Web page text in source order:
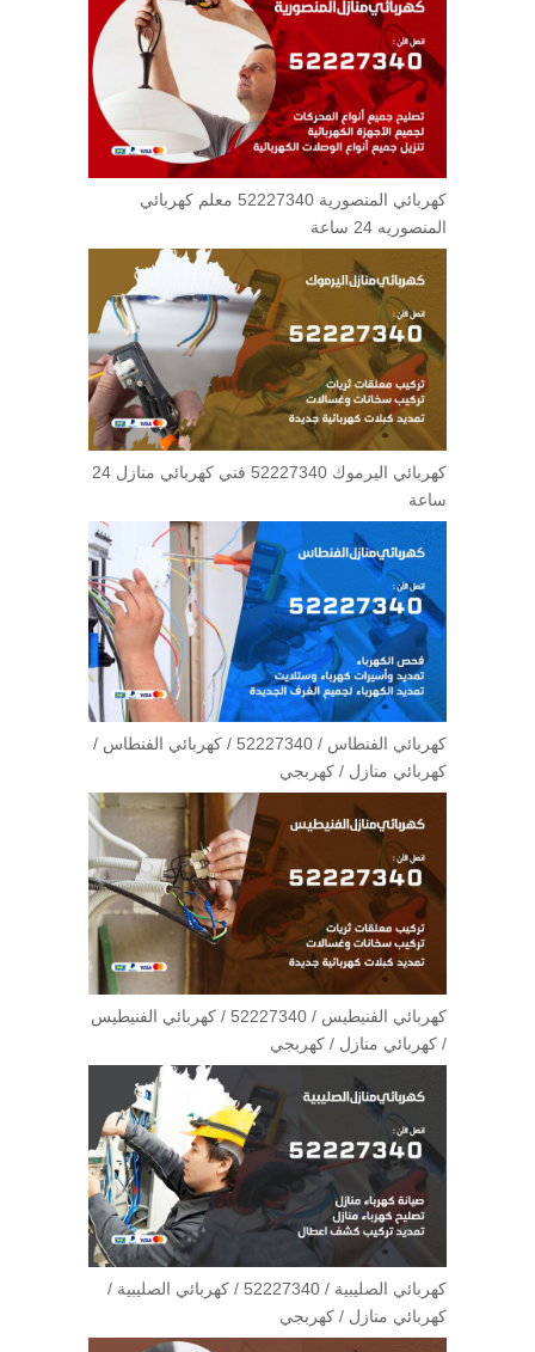
كهربائي المنصورية 52227340 معلم كهربائي
المنصوريه 24 ساعة
كهربائي اليرموك 52227340 فني كهربائي منازل 24
ساعة
كهربائي الفنطاس / 52227340 / كهربائي الفنطاس /
كهربائي منازل / كهربجي
كهربائي الفنيطيس / 52227340 / كهربائي الفنيطيس
/ كهربائي منازل / كهربجي
كهربائي الصليبية / 52227340 / كهربائي الصليبية /
كهربائي منازل / كهربجي